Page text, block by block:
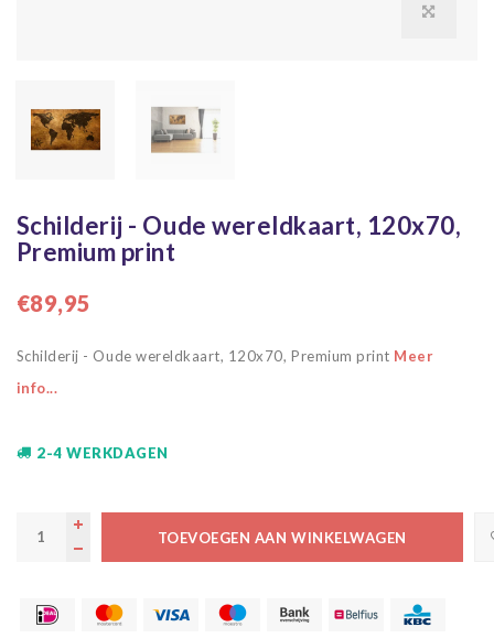
Schilderij - Oude wereldkaart, 120x70,
Premium print
€89,95
Schilderij - Oude wereldkaart, 120x70, Premium print Meer
info...
2-4 WERKDAGEN
TOEVOEGEN AAN WINKELWAGEN